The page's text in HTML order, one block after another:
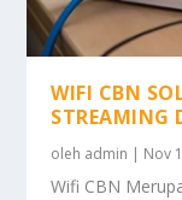
WIFI CBN
STREAMING
oleh admin | Nov
Wifi CBN